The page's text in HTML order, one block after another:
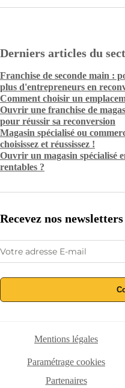
Derniers articles du
Franchise de seconde main :
plus d'entrepreneurs en
Comment choisir un
Ouvrir une franchise de
pour réussir sa reconversion
Magasin spécialisé ou
choisissez et réussissez !
Ouvrir un magasin spécialisé
rentables ?
Recevez nos newsletters
Mentions légales
Paramétrage cookies
Partenaires